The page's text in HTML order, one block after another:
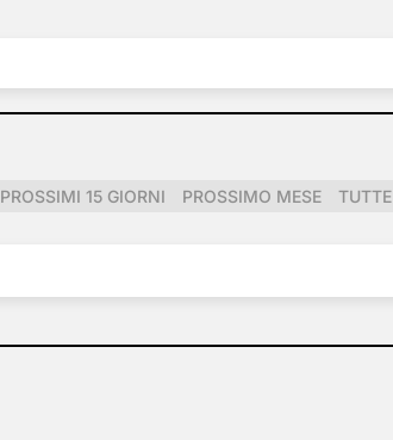
PROSSIMI 15 GIORNI PROSSIMO MESE